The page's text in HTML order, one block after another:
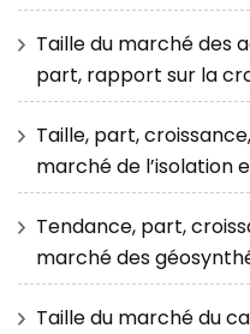
Taille du marché des
part, rapport sur la
Taille, part,
marché de l’isolation
Tendance, part,
marché des
Taille du marché du